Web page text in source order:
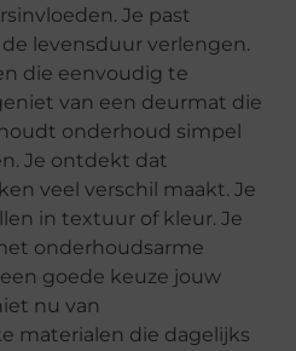
Je past
levensduur verlengen.
die eenvoudig te
van een deurmat die
onderhoud simpel
Je ontdekt dat
veel verschil maakt. Je
in textuur of kleur. Je
onderhoudsarme
goede keuze jouw
nu van
materialen die dagelijks